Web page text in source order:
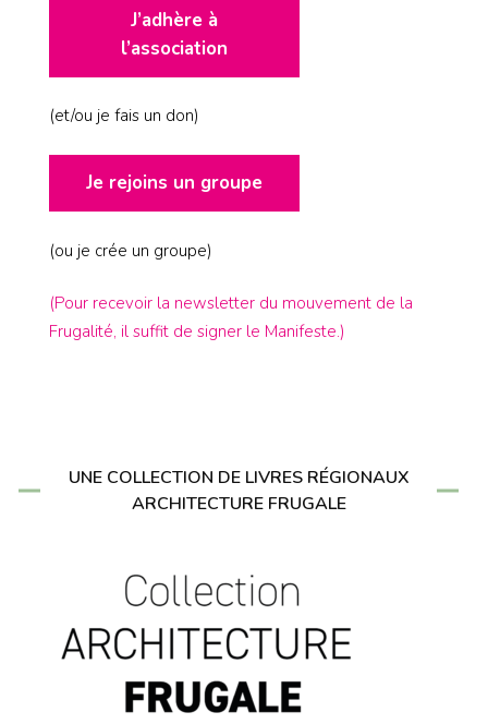
J’adhère à
l’association
(et/ou je fais un don)
Je rejoins un groupe
(ou je crée un groupe)
(Pour recevoir la newsletter du mouvement de la
Frugalité, il suffit de signer le Manifeste.)
UNE COLLECTION DE LIVRES RÉGIONAUX
ARCHITECTURE FRUGALE